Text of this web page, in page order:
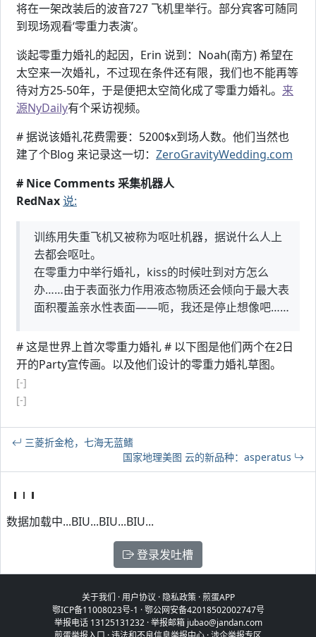
将在一架改装后的波音727 飞机里举行。部分宾客可随同
到现场观看‘零重力表演’。
谈起零重力婚礼的起因，Erin 说到：Noah(南方) 希望在
太空来一次婚礼，不过现在条件还有限，我们也不能再等
待对方25-50年，于是便把太空简化成了零重力婚礼。 来
源NyDaily有个采访视频。
# 据说该婚礼花费需要：5200$x到场人数。他们当然也
建了个Blog 来记录这一切： ZeroGravityWedding.com
# Nice Comments 采集机器人
RedNax说:
训练用失重飞机又被称为呕吐机器，据说什么人上
去都会呕吐。
在零重力中举行婚礼，kiss的时候吐到对方怎么
办……由于表面张力作用液态物质还会倾向于最大表
面积覆盖亲水性表面——呃，我还是停止想像吧……
# 这是世界上首次零重力婚礼 # 以下图是他们两个在2日
开的Party宣传画。以及他们设计的零重力婚礼草图。
[-]
[-]
三菱折金枪，七海无蓝鳍
国家地理美图 云的新品种：asperatus
数据加载中...BIU...BIU...BIU...
登录发吐槽
关于我们 ·用户协议 · 隐私政策·煎蛋APP
鄂ICP备11008023号-1 ·鄂公网安备42018502002747号
举报电话 13125131232 · 举报邮箱 jubao@jandan.com